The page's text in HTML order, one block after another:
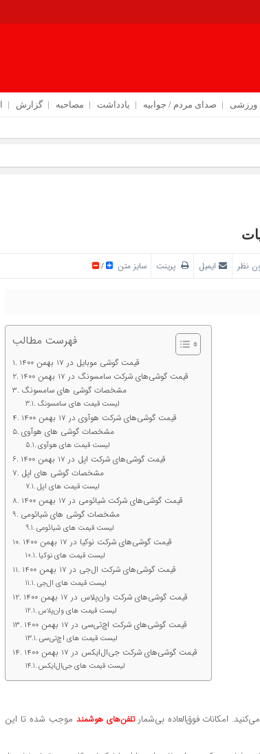
ورزشی صدای مردم / جوابیه یادداشت مصاحبه گزارش
نظر ایمیل پرینت سایز متن /
فهرست مطالب
قیمت گوشی موبایل در 17 بهمن 1400
قیمت گوشی‌های شرکت سامسونگ در 17 بهمن 1400
مشخصات گوشی های سامسونگ
لیست قیمت های سامسونگ
قیمت گوشی‌های شرکت هوآوی در 17 بهمن 1400
مشخصات گوشی های هوآوی
لیست قیمت های هوآوی
قیمت گوشی‌های شرکت اپل در 17 بهمن 1400
مشخصات گوشی های اپل
لیست قیمت های اپل
قیمت گوشی‌های شرکت شیائومی در 17 بهمن 1400
مشخصات گوشی های شیائومی
لیست قیمت های شیائومی
قیمت گوشی‌های شرکت نوکیا در 17 بهمن 1400
لیست قیمت های نوکیا
قیمت گوشی‌های شرکت ال‌جی در 17 بهمن 1400
لیست قیمت های ال‌جی
قیمت گوشی‌های شرکت وان‌پلاس در 17 بهمن 1400
لیست قیمت های وان‌پلاس
قیمت گوشی‌های شرکت اچ‌تی‌سی در 17 بهمن 1400
لیست قیمت های اچ‌تی‌سی
قیمت گوشی‌های شرکت جی‌ال‌ایکس در 17 بهمن 1400
لیست قیمت های جی‌ال‌ایکس
تلفن‌های هوشمند موجب شده تا این